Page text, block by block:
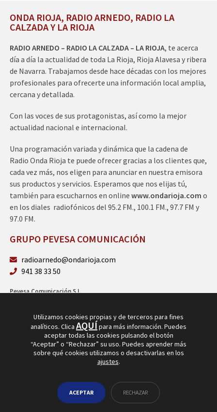
ONDA RIOJA, RADIO ARNEDO, RADIO LA
CALZADA Y LA RIOJA
RADIO ARNEDO – RADIO LA CALZADA – LA RIOJA, te acerca
día a día la actualidad de toda La Rioja, Rioja Alavesa y ribera
de Navarra. Trabajamos desde hace décadas con los mejores
profesionales para ofrecerte una información local amplia,
cercana y detallada.
Con las voces de sus protagonistas, así como la mejor
actualidad nacional e internacional.
Una programación variada y dinámica que la cadena de
Radio Onda Rioja te puede ofrecer gracias a los clientes que,
cada vez más, nos eligen para anunciar en nuestra emisora
sus productos y servicios. Esperamos que nos elijas tú,
también para escucharnos en online www.ondarioja.com o
en los diales radiofónicos del 95.2 FM., 100.1 FM., 97.7 FM y
97.0 FM.
GRUPO PEVESA COMUNICACIÓN
radioarnedo@ondarioja.com
941 38 33 50
Pevesa Comunicación S.L.
Utilizamos cookies propias y de terceros para fines
analíticos. Clica AQUÍpara más información. Puedes
aceptar todas las cookies pulsando el botón
“Aceptar” o “Rechazar” su uso. Puedes aprender más
sobre qué cookies utilizamos o desactivarlas en los
ajustes.
ACEPTAR RECHAZAR